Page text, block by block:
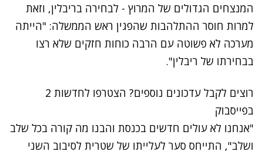
המנצחים הגדולים של המרוץ - לבחירה בריבלין, וזאת
למרות חוסר ההתלהבות שהפגין ראש הממשלה: "הייתה
מערכה לא פשוטה עם הרבה כוחות חזקים שלא רצו
בבחירתו של ריבלין".
רוצים לקבל עדכונים נוספים? הצטרפו לחדשות 2
בפייסבוק
"אנחנו לא עולים חדשים בכנסת והבנו מה קורה בכל שלב
ושלב", התייחס סער לעלייתו של שטרית לסיבוב השני